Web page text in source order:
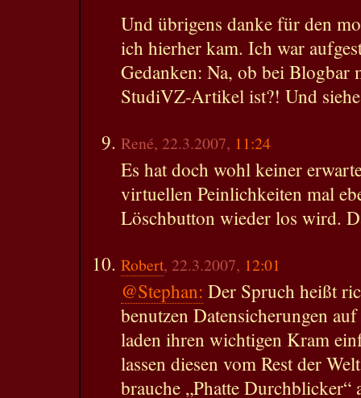
Und übrigens danke für den
ich hierher kam. Ich war
Gedanken: Na, ob bei Blogbar
StudiVZ-Artikel ist?! Und
René, 22.3.2007, 11:24
Es hat doch wohl keiner
virtuellen Peinlichkeiten mal
Löschbutton wieder los wird.
Robert, 22.3.2007, 12:01
@Stephan: Der Spruch heißt
benutzen Datensicherungen
laden ihren wichtigen Kram
lassen diesen vom Rest der
brauche „Phatte Durchblicker“